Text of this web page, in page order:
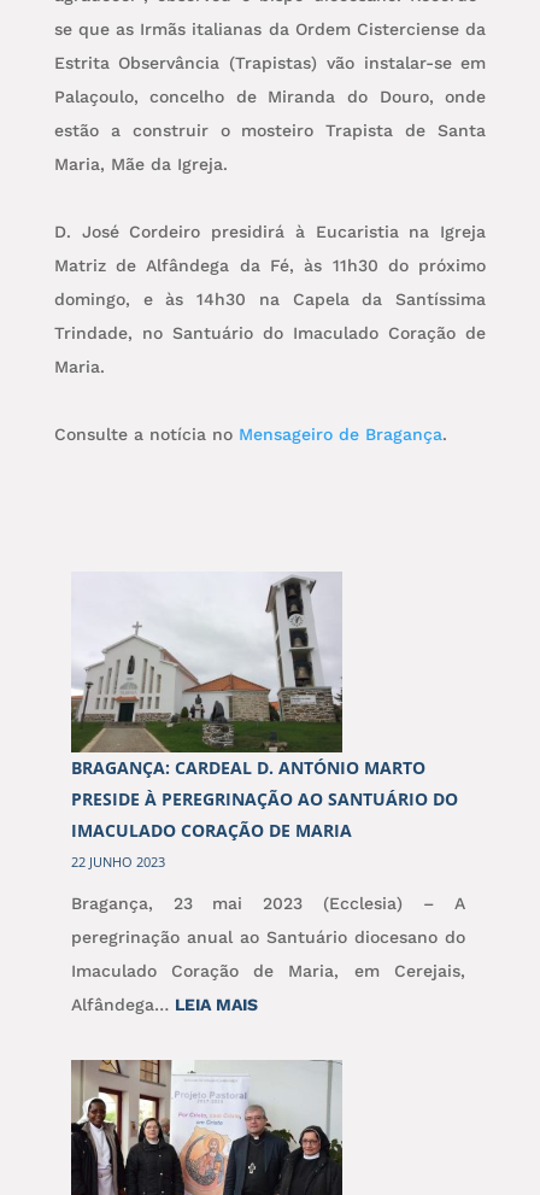
se que as Irmãs italianas da Ordem Cisterciense da
Estrita Observância (Trapistas) vão instalar-se em
Palaçoulo, concelho de Miranda do Douro, onde
estão a construir o mosteiro Trapista de Santa
Maria, Mãe da Igreja.
D. José Cordeiro presidirá à Eucaristia na Igreja
Matriz de Alfândega da Fé, às 11h30 do próximo
domingo, e às 14h30 na Capela da Santíssima
Trindade, no Santuário do Imaculado Coração de
Maria.
Consulte a notícia no Mensageiro de Bragança.
BRAGANÇA: CARDEAL D. ANTÓNIO MARTO
PRESIDE À PEREGRINAÇÃO AO SANTUÁRIO DO
IMACULADO CORAÇÃO DE MARIA
22 JUNHO 2023
Bragança, 23 mai 2023 (Ecclesia) – A
peregrinação anual ao Santuário diocesano do
Imaculado Coração de Maria, em Cerejais,
Alfândega… LEIA MAIS:
D.
ANTÓNIO
MARTO